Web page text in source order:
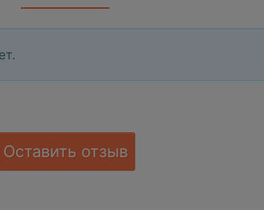
Оставить отзыв